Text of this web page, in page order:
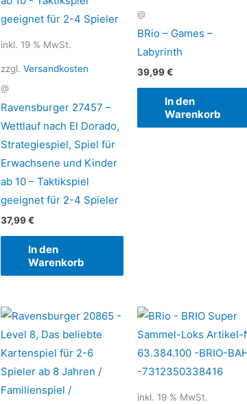
inkl. 19 % MwSt.
zzgl. Versandkosten
@
Ravensburger 27457 –
Wettlauf nach El Dorado,
Strategiespiel, Spiel für
Erwachsene und Kinder
ab 10 – Taktikspiel
geeignet für 2-4 Spieler
37,99€
In den
Warenkorb
@
BRio – Games –
Labyrinth
39,99€
In den
Warenkorb
inkl. 19 % MwSt.